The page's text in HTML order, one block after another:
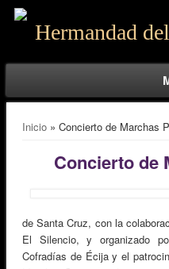
Hermandad
Se encuentra
Inicio» Concierto de Marchas
Concierto de
de Santa Cruz, con la
El Silencio, y organizado
Cofradías de Écija y el